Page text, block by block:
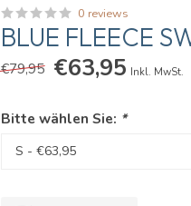
0 reviews
BLUE FLEECE
€79,95 €63,95 Inkl. MwSt.
Bitte wählen Sie: *